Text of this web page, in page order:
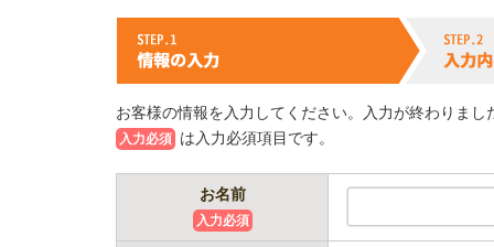
お客様の情報を入力してください。入力が終わりま
入力必須 は入力必須項目です。
お名前
入力必須